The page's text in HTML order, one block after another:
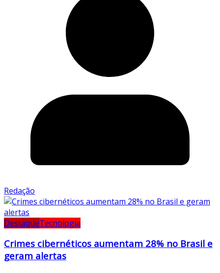
Redação
DestaqueTecnologia
Crimes cibernéticos aumentam 28% no Brasil e
geram alertas